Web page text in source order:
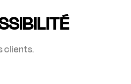
clients.